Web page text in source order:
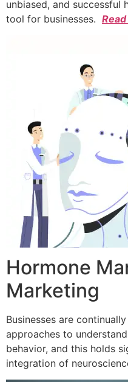
unbiased, and successful
tool for businesses.
Hormone
Marketing
Businesses are
approaches to
behavior, and this holds
integration of